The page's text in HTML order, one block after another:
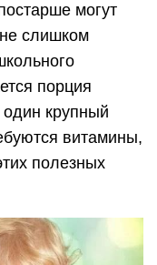
могут
слишком
порция
крупный
витамины,
полезных